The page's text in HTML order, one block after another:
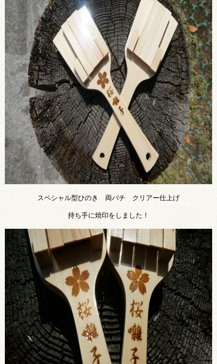
スペシャル型ひのき 両バチ クリアー仕上げ
持ち手に焼印をしました！